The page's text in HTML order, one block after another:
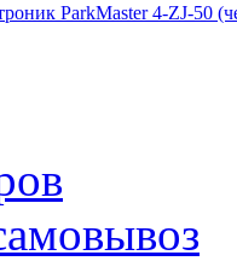
ParkMaster 4-ZJ-50